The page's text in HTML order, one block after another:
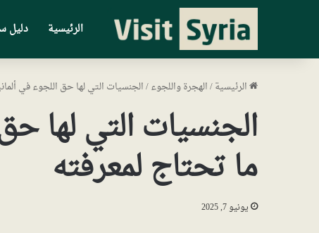
الرئيسية دليل
الرئيسية/الهجرة واللجوء/الجنسيات التي لها حق اللجوء في
الجنسيات التي لها
ما تحتاج لمعرفته
يونيو 7, 2025